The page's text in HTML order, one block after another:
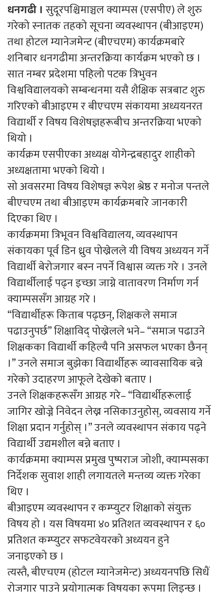
धनगढी । सुदूरपश्चिमाञ्चल क्याम्पस (एसपीए) ले शुरु
गरेको स्नातक तहको सूचना व्यवस्थापन (बीआइएम)
तथा होटल म्यानेजमेन्ट (बीएचएम) कार्यक्रमबारे
शनिबार धनगढीमा अन्तरक्रिया कार्यक्रम भएको छ ।
सात नम्बर प्रदेशमा पहिलो पटक त्रिभुवन
विश्वविद्यालयको सम्बन्धनमा यसै शैक्षिक सत्रबाट शुरु
गरिएको बीआइएम र बीएचएम संकायमा अध्ययनरत
विद्यार्थी र विषय विशेषज्ञहरूबीच अन्तरक्रिया भएको
थियो ।
कार्यक्रम एसपीएका अध्यक्ष योगेन्द्रबहादुर शाहीको
अध्यक्षतामा भएको थियो ।
सो अवसरमा विषय विशेषज्ञ रूपेश श्रेष्ठ र मनोज पन्तले
बीएचएम तथा बीआइएम कार्यक्रमबारे जानकारी
दिएका थिए ।
कार्यक्रममा त्रिभूवन विश्वविद्यालय, व्यवस्थापन
संकायका पूर्व डिन ध्रुव पोख्रेलले यी विषय अध्ययन गर्ने
विद्यार्थी बेरोजगार बस्न नपर्ने विश्वास व्यक्त गरे । उनले
विद्यार्थीलाई पढ्न इच्छा जाग्ने वातावरण निर्माण गर्न
क्याम्पससँग आग्रह गरे ।
“विद्यार्थीहरू किताब पढ्छन्, शिक्षकले समाज
पढाउनुपर्छ” शिक्षाविद् पोख्रेलले भने– “समाज पढाउने
शिक्षकका विद्यार्थी कहिल्यै पनि असफल भएका छैनन्
।” उनले समाज बुझेका विद्यार्थीहरू व्यावसायिक बन्ने
गरेको उदाहरण आफूले देखेको बताए ।
उनले शिक्षकहरूसँग आग्रह गरे– “विद्यार्थीहरूलाई
जागिर खोज्ने निवेदन लेख्न नसिकाउनुहोस्, व्यवसाय गर्ने
शिक्षा प्रदान गर्नुहोस् ।” उनले व्यवस्थापन संकाय पढ्ने
विद्यार्थी उद्यमशील बन्ने बताए ।
कार्यक्रममा क्याम्पस प्रमुख पुष्पराज जोशी, क्याम्पसका
निर्देशक सुवाश शाही लगायतले मन्तव्य व्यक्त गरेका
थिए ।
बीआइएम व्यवस्थापन र कम्प्युटर शिक्षाको संयुक्त
विषय हो । यस विषयमा ४० प्रतिशत व्यवस्थापन र ६०
प्रतिशत कम्प्युटर सफटवेयरको अध्ययन हुने
जनाइएको छ ।
त्यस्तै, बीएचएम (होटल म्यानेजमेन्ट) अध्ययनपछि सिधैं
रोजगार पाउने प्रयोगात्मक विषयका रूपमा लिइन्छ ।